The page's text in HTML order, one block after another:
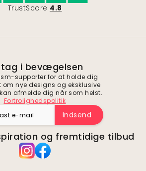
TrustScore 4.8
i bevægelsen
supporter for at holde dig
om nye designs og eksklusive
afmelde dig når som helst.
Fortrolighedspolitik
Indsend
og fremtidige tilbud